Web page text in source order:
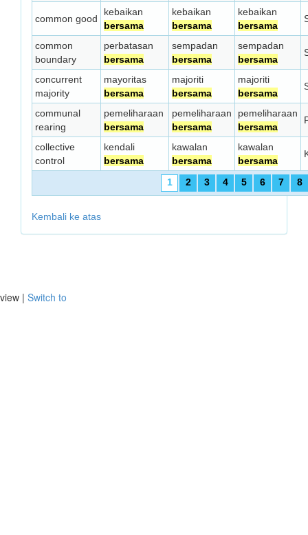
common good
kebaikan
bersama
kebaikan
bersama
kebaikan
bersama
common
boundary
perbatasan
bersama
sempadan
bersama
sempadan
bersama
concurrent
majority
mayoritas
bersama
majoriti
bersama
majoriti
bersama
communal
rearing
pemeliharaan
bersama
pemeliharaan
bersama
pemeliharaan
bersama
collective
control
kendali
bersama
kawalan
bersama
kawalan
bersama
1 2 3 4 5 6 7 8
Kembali ke atas
view | Switch to